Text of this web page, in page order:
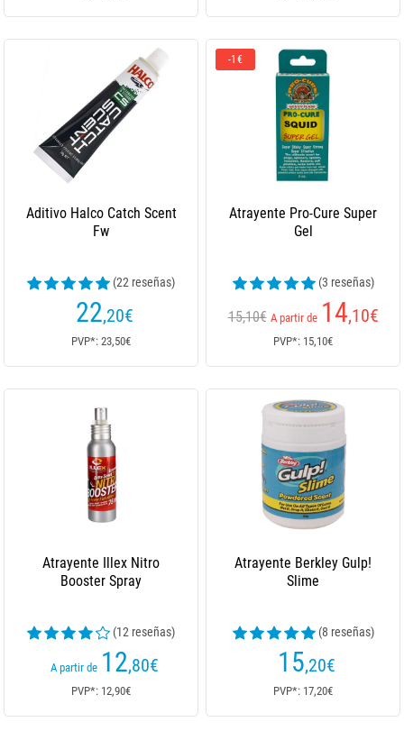
Aditivo Halco Catch Scent
Fw
(22 reseñas)
22,20€
PVP*: 23,50€
-1€
Atrayente Pro-Cure Super
Gel
(3 reseñas)
15,10€ A partir de 14,10€
PVP*: 15,10€
Atrayente Illex Nitro
Booster Spray
(12 reseñas)
A partir de 12,80€
PVP*: 12,90€
Atrayente Berkley Gulp!
Slime
(8 reseñas)
15,20€
PVP*: 17,20€